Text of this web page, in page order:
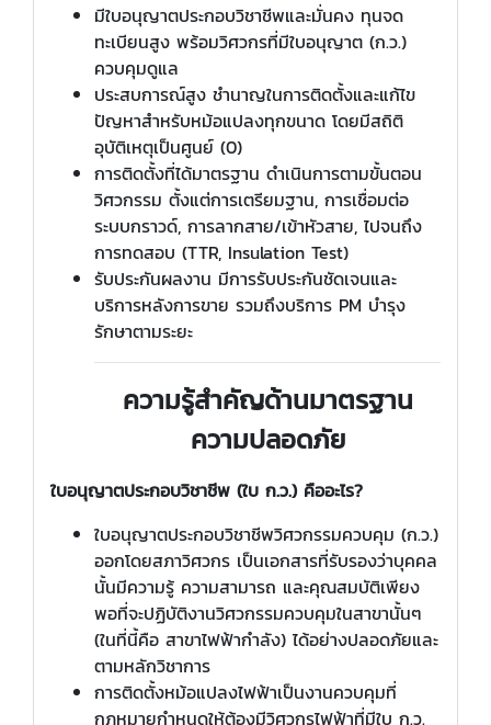
มีใบอนุญาตประกอบวิชาชีพและมั่นคง ทุนจด
ทะเบียนสูง พร้อมวิศวกรที่มีใบอนุญาต (ก.ว.)
ควบคุมดูแล
ประสบการณ์สูง ชำนาญในการติดตั้งและแก้ไข
ปัญหาสำหรับหม้อแปลงทุกขนาด โดยมีสถิติ
อุบัติเหตุเป็นศูนย์ (0)
การติดตั้งที่ได้มาตรฐาน ดำเนินการตามขั้นตอน
วิศวกรรม ตั้งแต่การเตรียมฐาน, การเชื่อมต่อ
ระบบกราวด์, การลากสาย/เข้าหัวสาย, ไปจนถึง
การทดสอบ (TTR, Insulation Test)
รับประกันผลงาน มีการรับประกันชัดเจนและ
บริการหลังการขาย รวมถึงบริการ PM บำรุง
รักษาตามระยะ
ความรู้สำคัญด้านมาตรฐาน
ความปลอดภัย
ใบอนุญาตประกอบวิชาชีพ (ใบ ก.ว.) คืออะไร?
ใบอนุญาตประกอบวิชาชีพวิศวกรรมควบคุม (ก.ว.)
ออกโดยสภาวิศวกร เป็นเอกสารที่รับรองว่าบุคคล
นั้นมีความรู้ ความสามารถ และคุณสมบัติเพียง
พอที่จะปฏิบัติงานวิศวกรรมควบคุมในสาขานั้นๆ
(ในที่นี้คือ สาขาไฟฟ้ากำลัง) ได้อย่างปลอดภัยและ
ตามหลักวิชาการ
การติดตั้งหม้อแปลงไฟฟ้าเป็นงานควบคุมที่
กฎหมายกำหนดให้ต้องมีวิศวกรไฟฟ้าที่มีใบ ก.ว.